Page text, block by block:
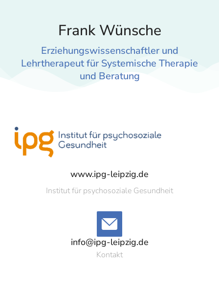
Frank Wünsche
Erziehungswissenschaftler und
Lehrtherapeut für Systemische Therapie
und Beratung
www.ipg-leipzig.de
Institut für psychosoziale Gesundheit
info@ipg-leipzig.de
Kontakt